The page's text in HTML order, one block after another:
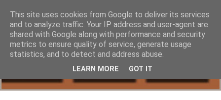
This site uses cookies from Google to deliver its services
and to analyze traffic. Your IP address and user-agent are
shared with Google along with performance and security
metrics to ensure quality of service, generate usage
statistics, and to detect and address abuse.
LEARN MORE GOT IT